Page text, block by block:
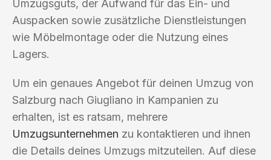
Umzugsguts, der Aufwand für das Ein- und
Auspacken sowie zusätzliche Dienstleistungen
wie Möbelmontage oder die Nutzung eines
Lagers.
Um ein genaues Angebot für deinen Umzug von
Salzburg nach Giugliano in Kampanien zu
erhalten, ist es ratsam, mehrere
Umzugsunternehmen zu kontaktieren und ihnen
die Details deines Umzugs mitzuteilen. Auf diese